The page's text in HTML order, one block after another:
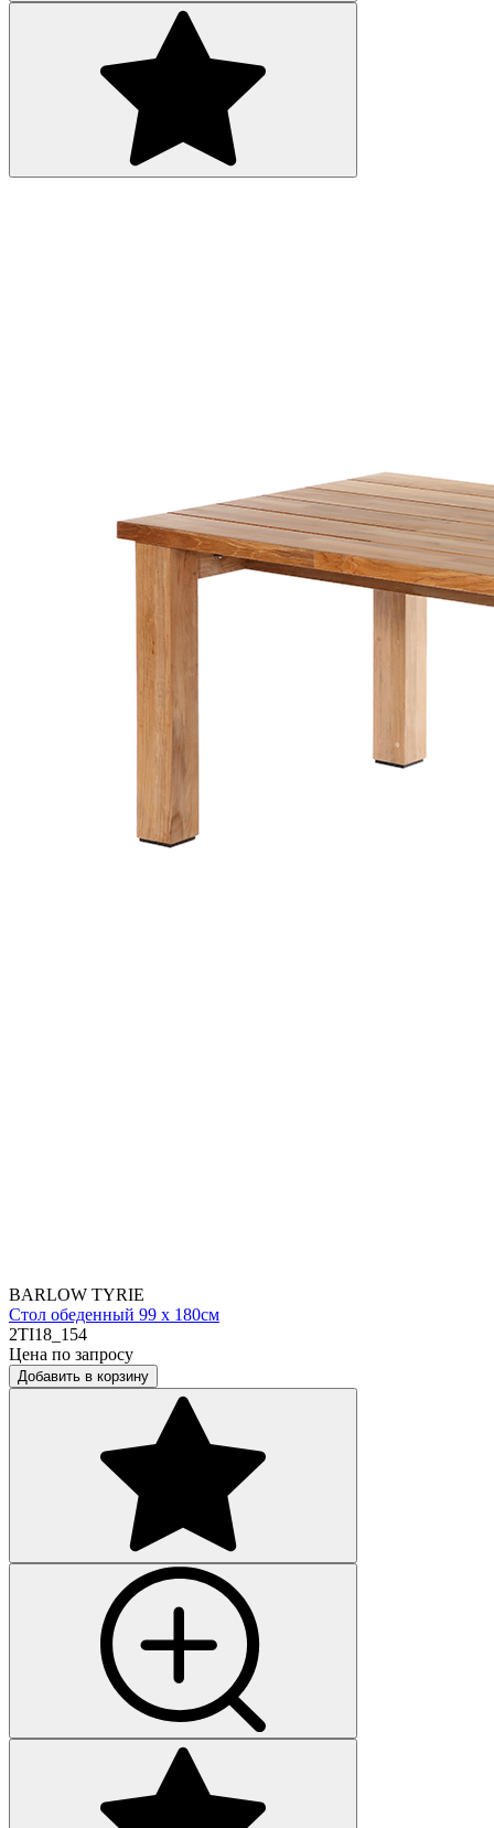
BARLOW TYRIE
Стол обеденный 99 х 180см
2TI18_154
Цена по запросу
Добавить в корзину